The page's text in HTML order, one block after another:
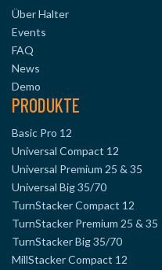
Über Halter
Events
FAQ
News
Demo
PRODUKTE
Basic Pro 12
Universal Compact 12
Universal Premium 25 & 35
Universal Big 35/70
TurnStacker Compact 12
TurnStacker Premium 25 & 35
TurnStacker Big 35/70
MillStacker Compact 12